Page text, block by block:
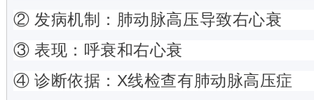
② 发病机制：肺动脉高压导致右心衰
③ 表现：呼衰和右心衰
④ 诊断依据：X线检查有肺动脉高压症